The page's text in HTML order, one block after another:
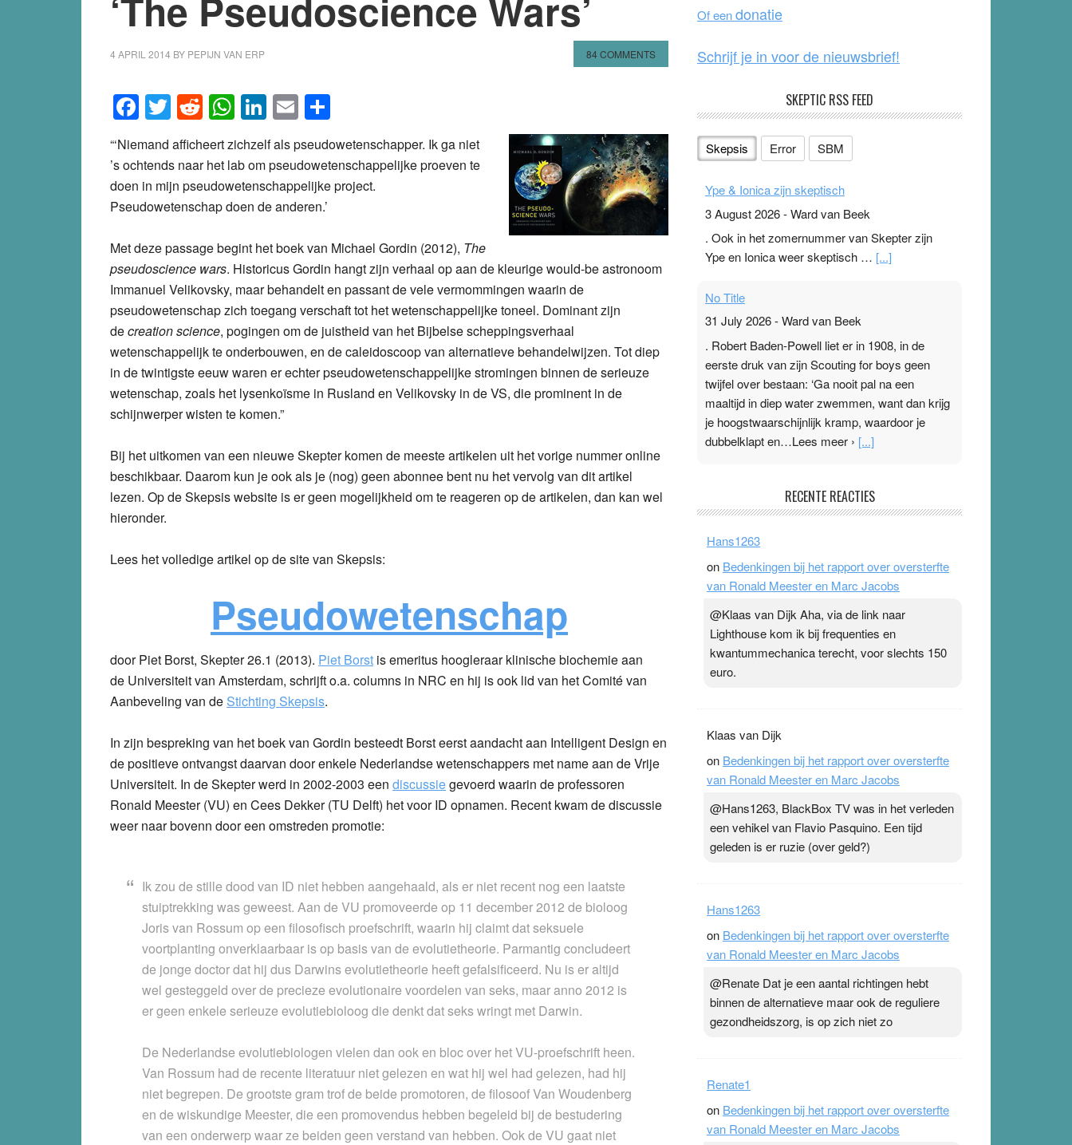
4 APRIL 2014 BY PEPIJN VAN ERP 84 COMMENTS
Facebook
Twitter
Reddit
WhatsApp
LinkedIn
Email
“‘Niemand afficheert zichzelf als pseudowetenschapper. Ik ga niet
’s ochtends naar het lab om pseudowetenschappelijke proeven te
doen in mijn pseudowetenschappelijke project.
Pseudowetenschap doen de anderen.’
Met deze passage begint het boek van Michael Gordin (2012), The
pseudoscience wars. Historicus Gordin hangt zijn verhaal op aan de kleurige would-be astronoom
Immanuel Velikovsky, maar behandelt en passant de vele vermommingen waarin de
pseudowetenschap zich toegang verschaft tot het wetenschappelijke toneel. Dominant zijn
decreation science, pogingen om de juistheid van het Bijbelse scheppingsverhaal
wetenschappelijk te onderbouwen, en de caleidoscoop van alternatieve behandelwijzen. Tot diep
in de twintigste eeuw waren er echter pseudowetenschappelijke stromingen binnen de serieuze
wetenschap, zoals het lysenkoïsme in Rusland en Velikovsky in de VS, die prominent in de
schijnwerper wisten te komen.”
Bij het uitkomen van een nieuwe Skepter komen de meeste artikelen uit het vorige nummer online
beschikbaar. Daarom kun je ook als je (nog) geen abonnee bent nu het vervolg van dit artikel
lezen. Op de Skepsis website is er geen mogelijkheid om te reageren op de artikelen, dan kan wel
hieronder.
Lees het volledige artikel op de site van Skepsis:
Pseudowetenschap
door Piet Borst, Skepter 26.1 (2013). Piet Borst is emeritus hoogleraar klinische biochemie aan
de Universiteit van Amsterdam, schrijft o.a. columns in NRC en hij is ook lid van het Comité van
Aanbeveling van de Stichting Skepsis.
In zijn bespreking van het boek van Gordin besteedt Borst eerst aandacht aan Intelligent Design en
de positieve ontvangst daarvan door enkele Nederlandse wetenschappers met name aan de Vrije
Universiteit. In de Skepter werd in 2002-2003 een discussiegevoerd waarin de professoren
Ronald Meester (VU) en Cees Dekker (TU Delft) het voor ID opnamen. Recent kwam de discussie
weer naar bovenn door een omstreden promotie:
Ik zou de stille dood van ID niet hebben aangehaald, als er niet recent nog een laatste
stuiptrekking was geweest. Aan de VU promoveerde op 11 december 2012 de bioloog
Joris van Rossum op een filosofisch proefschrift, waarin hij claimt dat seksuele
voortplanting onverklaarbaar is op basis van de evolutietheorie. Parmantig concludeert
de jonge doctor dat hij dus Darwins evolutietheorie heeft gefalsificeerd. Nu is er altijd
wel gesteggeld over de precieze evolutionaire voordelen van seks, maar anno 2012 is
er geen enkele serieuze evolutiebioloog die denkt dat seks wringt met Darwin.
De Nederlandse evolutiebiologen vielen dan ook en bloc over het VU-proefschrift heen.
Van Rossum had de recente literatuur niet gelezen en wat hij wel had gelezen, had hij
niet begrepen. De grootste gram trof de beide promotoren, de filosoof Van Woudenberg
en de wiskundige Meester, die een promovendus hebben begeleid bij de bestudering
van een onderwerp waar ze beiden geen verstand van hebben. Ook de VU gaat niet
k
Of eendonatie
Schrijf je in voor de nieuwsbrief!
SKEPTIC RSS FEED
Skepsis Error SBM
Ype & Ionica zijn skeptisch
3 August 2026-Ward van Beek
. Ook in het zomernummer van Skepter zijn
Ype en Ionica weer skeptisch … [...]
No Title
31 July 2026-Ward van Beek
. Robert Baden-Powell liet er in 1908, in de
eerste druk van zijn Scouting for boys geen
twijfel over bestaan: ‘Ga nooit pal na een
maaltijd in diep water zwemmen, want dan krijg
je hoogstwaarschijnlijk kramp, waardoor je
dubbelklapt en…Lees meer › [...]
Ward van Beek
topsporters. Ze hopen ermee hun hartslag te
verlagen terwijl ze meer zuurstof opnemen.
Daarop heeft zo’n pleister geen effect. Maar het
zijn. Door…Lees meer Pleisterplakkers in de
topspsort ›[...]
RECENTE REACTIES
Hans1263
on Bedenkingen bij het rapport over oversterfte
van Ronald Meester en Marc Jacobs
@Klaas van Dijk Aha, via de link naar
Lighthouse kom ik bij frequenties en
kwantummechanica terecht, voor slechts 150
euro.
Klaas van Dijk
on Bedenkingen bij het rapport over oversterfte
van Ronald Meester en Marc Jacobs
@Hans1263, BlackBox TV was in het verleden
een vehikel van Flavio Pasquino. Een tijd
geleden is er ruzie (over geld?)
Hans1263
on Bedenkingen bij het rapport over oversterfte
van Ronald Meester en Marc Jacobs
@Renate Dat je een aantal richtingen hebt
binnen de alternatieve maar ook de reguliere
gezondheidszorg, is op zich niet zo
Renate1
on Bedenkingen bij het rapport over oversterfte
van Ronald Meester en Marc Jacobs